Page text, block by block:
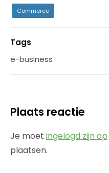
Commerce
Tags
e-business
Plaats reactie
Je moet ingelogd zijn op
plaatsen.